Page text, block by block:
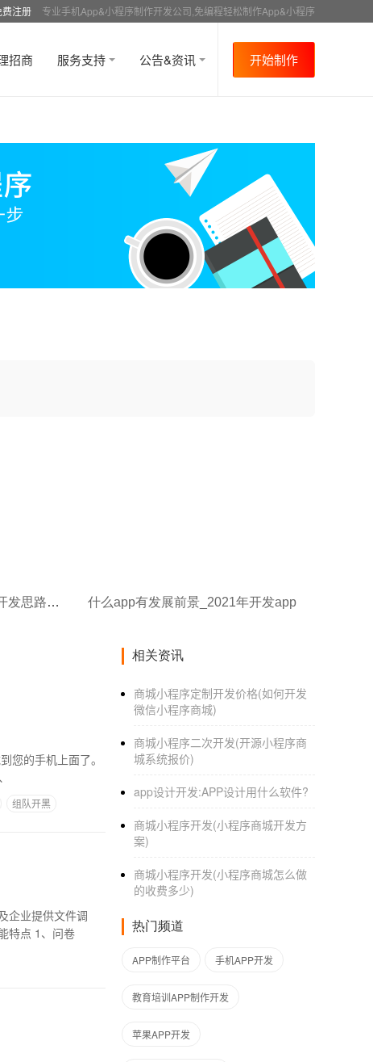
费注册 专业手机App&小程序制作开发公司,免编程轻松制作App&小程序
招商 服务支持 公告&资讯 开始制作
什么app可以推广软件_app开发思路介绍 什么app有发展前景_2021年开发app
您的手机上面了。
组队开黑
企业提供文件调
特点 1、问卷
相关资讯
商城小程序定制开发价格(如何开发
微信小程序商城)
商城小程序二次开发(开源小程序商
城系统报价)
app设计开发:APP设计用什么软件?
商城小程序开发(小程序商城开发方
案)
商城小程序开发(小程序商城怎么做
的收费多少)
热门频道
APP制作平台 手机APP开发
教育培训APP制作开发
苹果APP开发